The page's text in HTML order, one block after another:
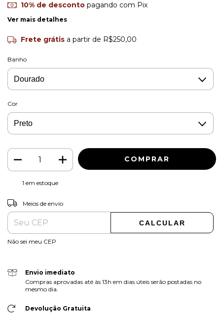
10% de descontopagando com Pix
Ver mais detalhes
Frete grátis a partir de R$250,00
Banho
Cor
1 em estoque
Entregas para o CEP:
Meios de envio
CALCULAR
Não sei meu CEP
Envio imediato
Compras aprovadas até às 13h em dias úteis serão postadas no
mesmo dia.
Devolução Gratuita